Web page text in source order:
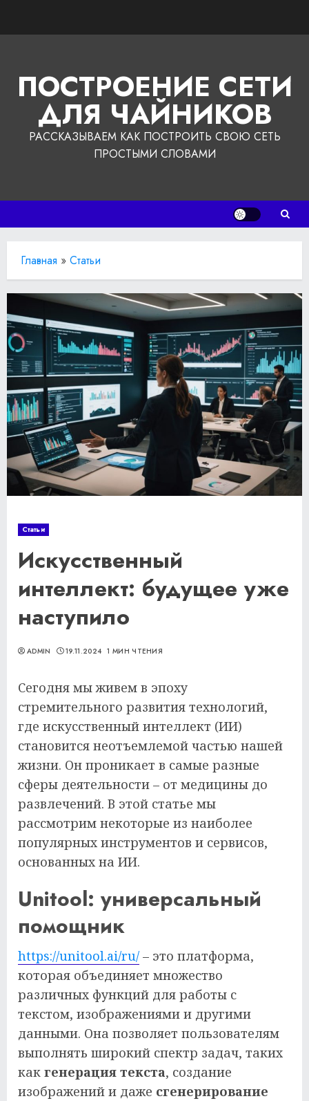
ПОСТРОЕНИЕ СЕТИ
ДЛЯ ЧАЙНИКОВ
РАССКАЗЫВАЕМ КАК ПОСТРОИТЬ СВОЮ СЕТЬ
ПРОСТЫМИ СЛОВАМИ
Главная » Статьи
Статьи
Искусственный
интеллект: будущее уже
наступило
ADMIN 19.11.2024 1 МИН ЧТЕНИЯ
Сегодня мы живем в эпоху
стремительного развития технологий,
где искусственный интеллект (ИИ)
становится неотъемлемой частью нашей
жизни. Он проникает в самые разные
сферы деятельности – от медицины до
развлечений. В этой статье мы
рассмотрим некоторые из наиболее
популярных инструментов и сервисов,
основанных на ИИ.
Unitool: универсальный
помощник
https://unitool.ai/ru/ – это платформа,
которая объединяет множество
различных функций для работы с
текстом, изображениями и другими
данными. Она позволяет пользователям
выполнять широкий спектр задач, таких
как генерация текста, создание
изображений и даже сгенерирование